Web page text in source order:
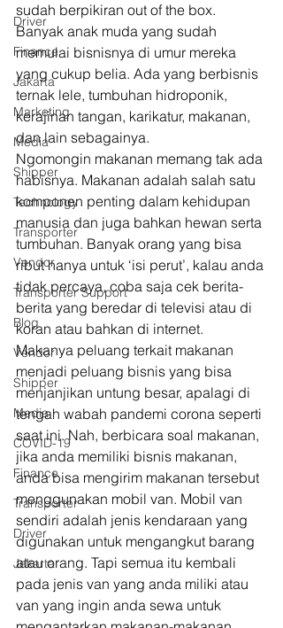
Driver
Finance
Jakarta
Marketing
Media
Shipper
Technology
Transporter
Vendor
Transporter Support
Blog
Vendor
Shipper
Media
COVID-19
Finance
Transporter
Driver
Jakarta
sudah berpikiran out of the box.
Banyak anak muda yang sudah
memulai bisnisnya di umur mereka
yang cukup belia. Ada yang berbisnis
ternak lele, tumbuhan hidroponik,
kerajinan tangan, karikatur, makanan,
dan lain sebagainya.
Ngomongin makanan memang tak ada
habisnya. Makanan adalah salah satu
komponen penting dalam kehidupan
manusia dan juga bahkan hewan serta
tumbuhan. Banyak orang yang bisa
ribut hanya untuk ‘isi perut’, kalau anda
tidak percaya, coba saja cek berita-
berita yang beredar di televisi atau di
koran atau bahkan di internet.
Makanya peluang terkait makanan
menjadi peluang bisnis yang bisa
menjanjikan untung besar, apalagi di
tengah wabah pandemi corona seperti
saat ini. Nah, berbicara soal makanan,
jika anda memiliki bisnis makanan,
anda bisa mengirim makanan tersebut
menggunakan mobil van. Mobil van
sendiri adalah jenis kendaraan yang
digunakan untuk mengangkut barang
atau orang. Tapi semua itu kembali
pada jenis van yang anda miliki atau
van yang ingin anda sewa untuk